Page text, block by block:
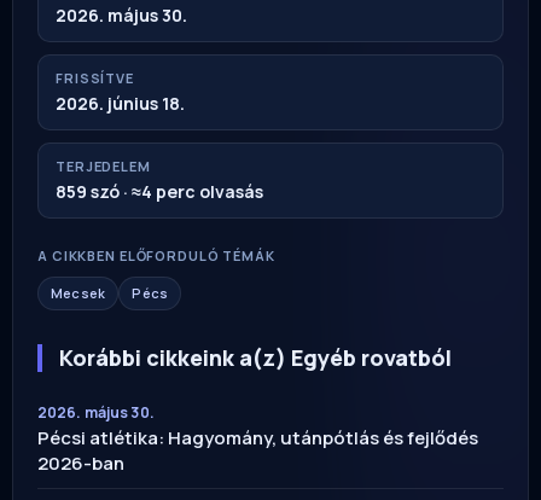
2026. május 30.
FRISSÍTVE
2026. június 18.
TERJEDELEM
859 szó · ≈4 perc olvasás
A CIKKBEN ELŐFORDULÓ TÉMÁK
Mecsek Pécs
Korábbi cikkeink a(z) Egyéb rovatból
2026. május 30.
Pécsi atlétika: Hagyomány, utánpótlás és fejlődés
2026-ban